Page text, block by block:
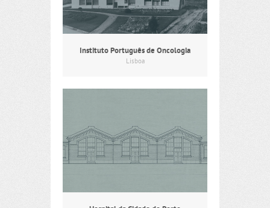
Instituto Português de Oncologia
Lisboa